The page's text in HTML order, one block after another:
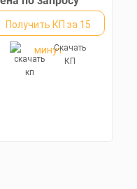
Получить КП за 15
минутСкачать
КП